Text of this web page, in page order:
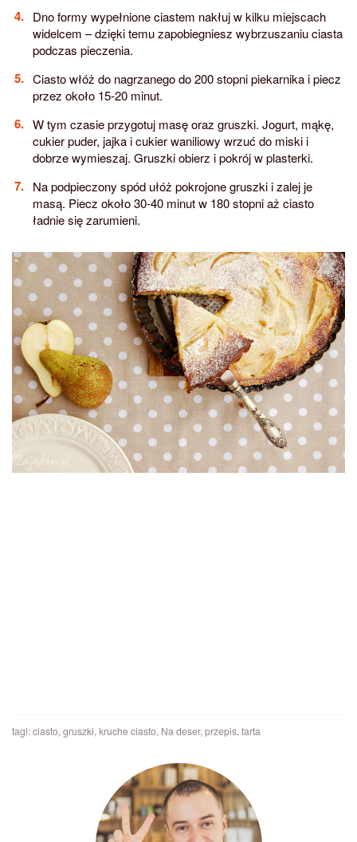
Dno formy wypełnione ciastem nakłuj w kilku miejscach
widelcem – dzięki temu zapobiegniesz wybrzuszaniu ciasta
podczas pieczenia.
Ciasto włóż do nagrzanego do 200 stopni piekarnika i piecz
przez około 15-20 minut.
W tym czasie przygotuj masę oraz gruszki. Jogurt, mąkę,
cukier puder, jajka i cukier waniliowy wrzuć do miski i
dobrze wymieszaj. Gruszki obierz i pokrój w plasterki.
Na podpieczony spód ułóż pokrojone gruszki i zalej je
masą. Piecz około 30-40 minut w 180 stopni aż ciasto
ładnie się zarumieni.
tagi:ciasto,gruszki,kruche ciasto, Na deser,przepis,tarta